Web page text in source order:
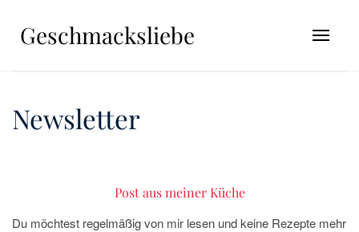
Geschmacksliebe
Newsletter
Post aus meiner Küche
Du möchtest regelmäßig von mir lesen und keine Rezepte mehr